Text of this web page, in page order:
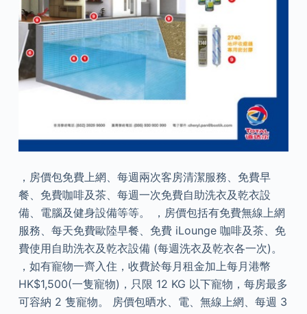
，房價包免費上網、每週兩次客房清潔服務、免費早
餐、免費咖啡及茶、每週一次免費自助洗衣及乾衣設
備、電腦及健身設備等等。 ，房價包括有免費無線上網
服務、每天免費歐陸早餐、免費 iLounge 咖啡及茶、免
費使用自助洗衣及乾衣設備 (每週洗衣及乾衣各一次)。
，如有寵物一齊入住，收費於每月租金加上每月港幣
HK$1,500(一隻寵物)，只限 12 KG 以下寵物，每房最多
可容納 2 隻寵物。 房價包晒水、電、無線上網、每週 3